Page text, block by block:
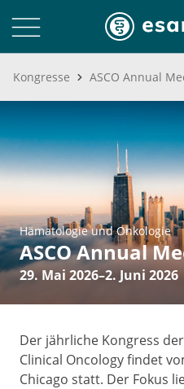
Kongresse ASCO Annual
Hämatologie und Onkologie
ASCO Annual
29. Mai 2026–2. Juni 2026
Der jährliche Kongress
Clinical Oncology findet
Chicago statt. Der Fokus